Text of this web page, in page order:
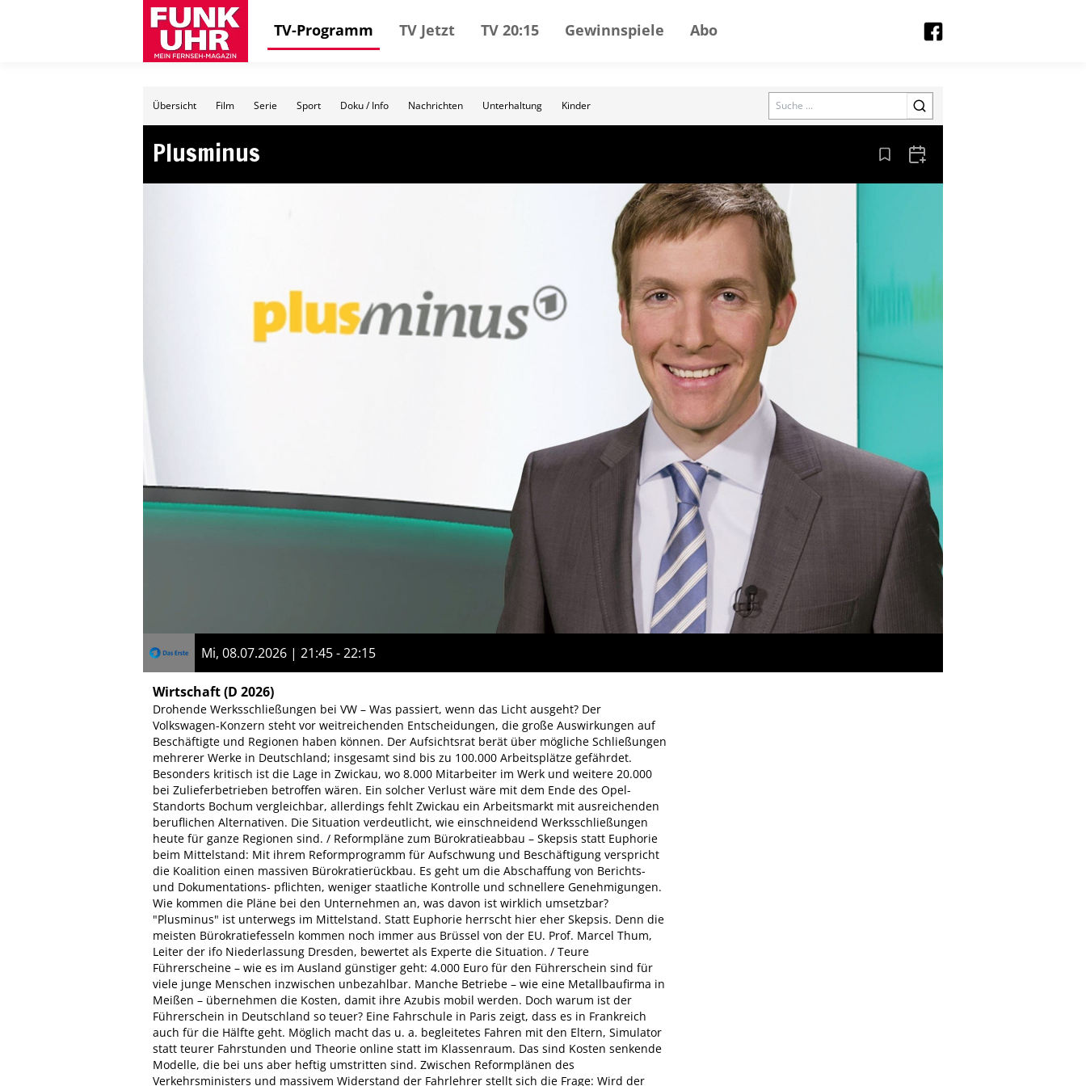
TV-Programm TV Jetzt TV 20:15 Gewinnspiele Abo
Übersicht Film Serie Sport Doku / Info Nachrichten Unterhaltung Kinder Search
Plusminus Aus den Lesezeichen entfernen
Zum Kalender hinzufügen
Mi, 08.07.2026 | 21:45 - 22:15
Wirtschaft(D 2026)
Drohende Werksschließungen bei VW – Was passiert, wenn das Licht ausgeht? Der
Volkswagen-Konzern steht vor weitreichenden Entscheidungen, die große Auswirkungen auf
Beschäftigte und Regionen haben können. Der Aufsichtsrat berät über mögliche Schließungen
mehrerer Werke in Deutschland; insgesamt sind bis zu 100.000 Arbeitsplätze gefährdet.
Besonders kritisch ist die Lage in Zwickau, wo 8.000 Mitarbeiter im Werk und weitere 20.000
bei Zulieferbetrieben betroffen wären. Ein solcher Verlust wäre mit dem Ende des Opel-
Standorts Bochum vergleichbar, allerdings fehlt Zwickau ein Arbeitsmarkt mit ausreichenden
beruflichen Alternativen. Die Situation verdeutlicht, wie einschneidend Werksschließungen
heute für ganze Regionen sind. / Reformpläne zum Bürokratieabbau – Skepsis statt Euphorie
beim Mittelstand: Mit ihrem Reformprogramm für Aufschwung und Beschäftigung verspricht
die Koalition einen massiven Bürokratierückbau. Es geht um die Abschaffung von Berichts-
und Dokumentations- pflichten, weniger staatliche Kontrolle und schnellere Genehmigungen.
Wie kommen die Pläne bei den Unternehmen an, was davon ist wirklich umsetzbar?
"Plusminus" ist unterwegs im Mittelstand. Statt Euphorie herrscht hier eher Skepsis. Denn die
meisten Bürokratiefesseln kommen noch immer aus Brüssel von der EU. Prof. Marcel Thum,
Leiter der ifo Niederlassung Dresden, bewertet als Experte die Situation. / Teure
Führerscheine – wie es im Ausland günstiger geht: 4.000 Euro für den Führerschein sind für
viele junge Menschen inzwischen unbezahlbar. Manche Betriebe – wie eine Metallbaufirma in
Meißen – übernehmen die Kosten, damit ihre Azubis mobil werden. Doch warum ist der
Führerschein in Deutschland so teuer? Eine Fahrschule in Paris zeigt, dass es in Frankreich
auch für die Hälfte geht. Möglich macht das u. a. begleitetes Fahren mit den Eltern, Simulator
statt teurer Fahrstunden und Theorie online statt im Klassenraum. Das sind Kosten senkende
Modelle, die bei uns aber heftig umstritten sind. Zwischen Reformplänen des
Verkehrsministers und massivem Widerstand der Fahrlehrer stellt sich die Frage: Wird der